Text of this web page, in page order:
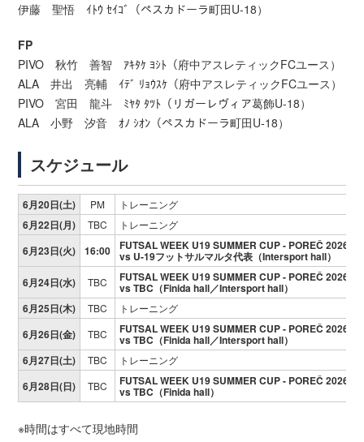
伊藤 聖悟 ｲﾄｳ ｾｲｺﾞ（ペスカドーラ町田U-18）
FP
PIVO 秋竹 善智 ｱｷﾀｹ ﾖｼﾄ（府中アスレティックFCユース）
ALA 井出 亮輔 ｲﾃﾞ ﾘｮｳｽｹ（府中アスレティックFCユース）
PIVO 宮田 龍斗 ﾐﾔﾀ ﾀﾂﾄ（リガーレヴィア葛飾U-18）
ALA 小野 汐音 ｵﾉ ｼｵﾝ（ペスカドーラ町田U-18）
スケジュール
6月20日(土) PM トレーニング
6月22日(月) TBC トレーニング
6月23日(火) 16:00 FUTSAL WEEK U19 SUMMER CUP - POREČ 2026
vs U-19フットサルマルタ代表（Intersport hall）
6月24日(水)
TBC FUTSAL WEEK U19 SUMMER CUP - POREČ 2026
vs TBC（Finida hall／Intersport hall）
6月25日(木)
TBC トレーニング
6月26日(金) TBC FUTSAL WEEK U19 SUMMER CUP - POREČ 2026
vs TBC（Finida hall／Intersport hall）
6月27日(土)
TBC トレーニング
6月28日(日) TBC FUTSAL WEEK U19 SUMMER CUP - POREČ 2026
vs TBC（Finida hall）
※時間はすべて現地時間